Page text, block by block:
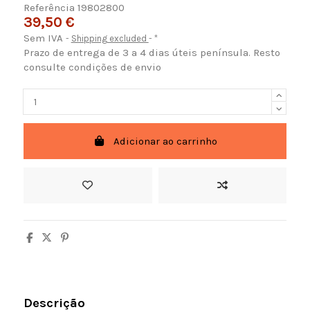
Referência 19802800
39,50 €
Sem IVA Shipping excluded *
Prazo de entrega de 3 a 4 dias úteis península. Resto
consulte condições de envio
Adicionar ao carrinho
Descrição